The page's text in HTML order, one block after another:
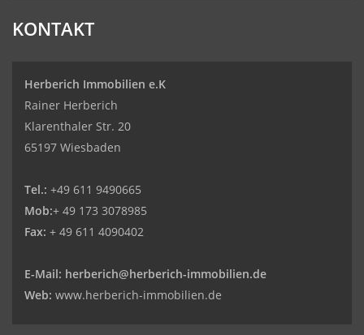
KONTAKT
Herberich Immobilien e.K
Rainer Herberich
Klarenthaler Str. 20
65197 Wiesbaden
Tel.: +49 611 9490665
Mob:+ 49 173 3078985
Fax: + 49 611 4090402
E-Mail: herberich@herberich-immobilien.de
Web: www.herberich-immobilien.de